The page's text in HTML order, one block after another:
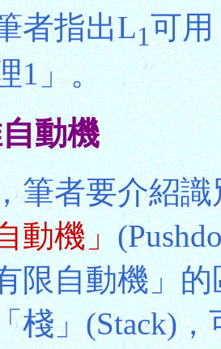
者指出L1可
1」。
動機
筆者要介紹
動機」
限自動機」
棧」(Stack)